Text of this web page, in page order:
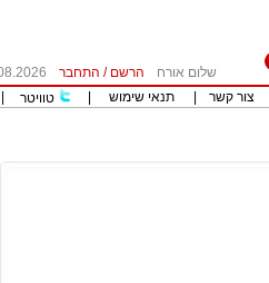
שלום אורח הרשם / התחבר
צור קשר תנאי שימוש טוויטר